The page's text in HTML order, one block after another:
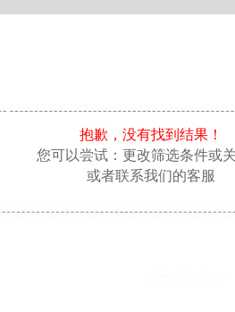
抱歉，没有找到结果！
您可以尝试：更改筛选条件或
或者联系我们的客服